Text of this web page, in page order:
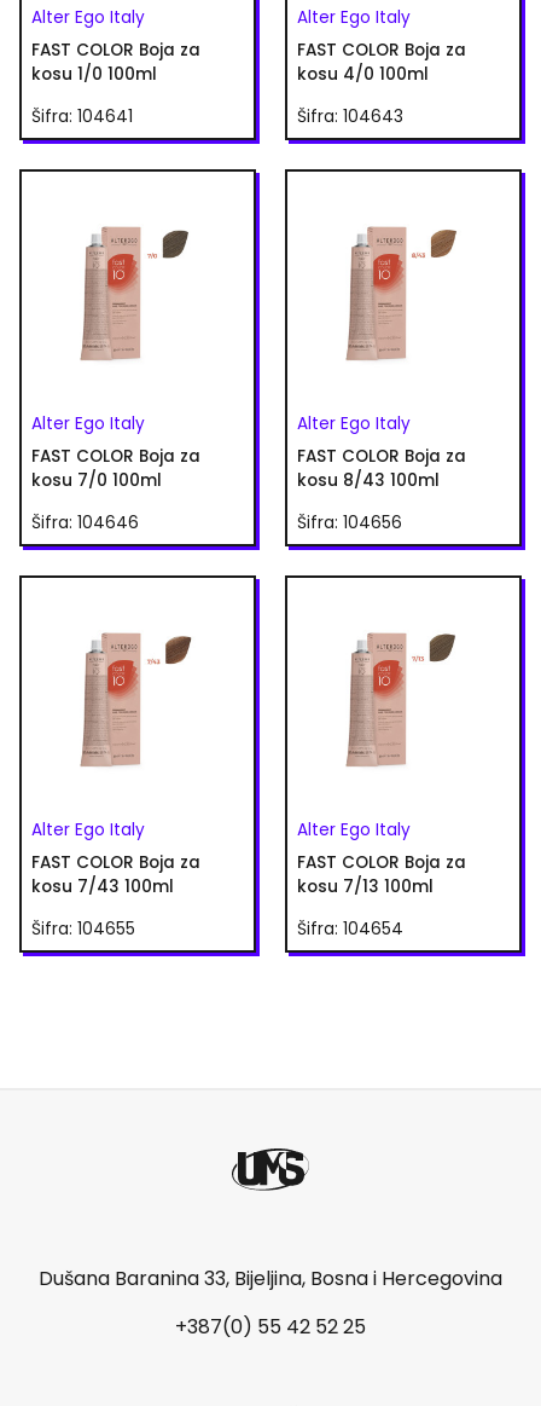
Alter Ego Italy
FAST COLOR Boja za
kosu 1/0 100ml
Šifra: 104641
Alter Ego Italy
FAST COLOR Boja za
kosu 4/0 100ml
Šifra: 104643
Alter Ego Italy
FAST COLOR Boja za
kosu 7/0 100ml
Šifra: 104646
Alter Ego Italy
FAST COLOR Boja za
kosu 8/43 100ml
Šifra: 104656
Alter Ego Italy
FAST COLOR Boja za
kosu 7/43 100ml
Šifra: 104655
Alter Ego Italy
FAST COLOR Boja za
kosu 7/13 100ml
Šifra: 104654
Dušana Baranina 33, Bijeljina, Bosna i Hercegovina
+387(0) 55 42 52 25